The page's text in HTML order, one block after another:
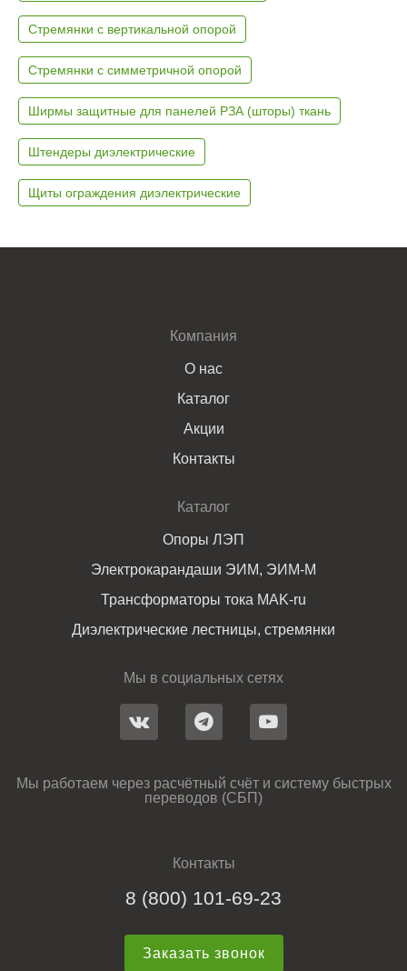
Стремянки с вертикальной опорой
Стремянки с симметричной опорой
Ширмы защитные для панелей РЗА (шторы) ткань
Штендеры диэлектрические
Щиты ограждения диэлектрические
Компания
О нас
Каталог
Акции
Контакты
Каталог
Опоры ЛЭП
Электрокарандаши ЭИМ, ЭИМ-М
Трансформаторы тока MAK-ru
Диэлектрические лестницы, стремянки
Мы в социальных сетях
Мы работаем через расчётный счёт и систему быстрых
переводов (СБП)
Контакты
8 (800) 101-69-23
Заказать звонок